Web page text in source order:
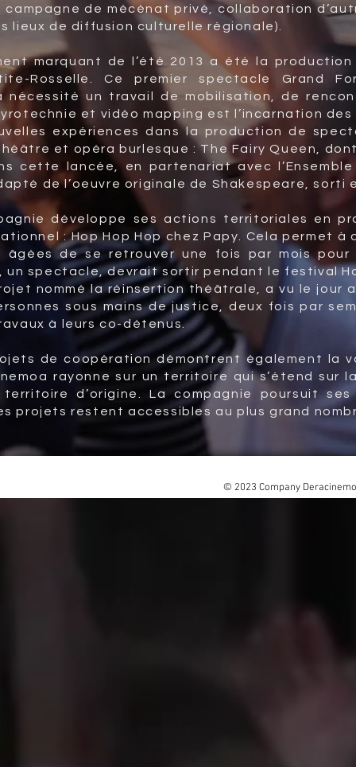
campagne de mécénat privé, collaboration
lieux de diffusion culturelle régionale).
marquant de l’été 2013 a été la
Rosselle. Ce premier spectacle Grand
nécessité un travail de mobilisation, de
et vidéo mapping est l’incarnation
expériences dans la production de
et opéra burlesque : The Fairy Queen,
cette lancée, en partenariat avec
de l’oeuvre originale de Shakespeare, sorti
développe ses actions territoriales en
: Hop Hop Hop chez Papy. Cela permet
âgées de se retrouver une fois par mois
un spectacle, devrait sortir pendant le festival
nommé la réinsertion théâtrale, a vu le
sous mains de justice, deux fois par
à leurs co-détenus.
de coopération démontrent également la
rayonne sur un territoire qui s’étend
d’origine. La compagnie poursuit
projets restent accessibles au plus grand
© 2023 Company